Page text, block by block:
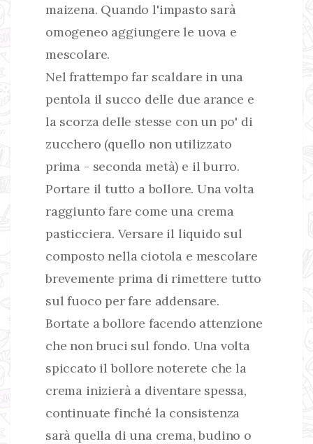
maizena. Quando l'impasto sarà
omogeneo aggiungere le uova e
mescolare.
Nel frattempo far scaldare in una
pentola il succo delle due arance e
la scorza delle stesse con un po' di
zucchero (quello non utilizzato
prima - seconda metà) e il burro.
Portare il tutto a bollore. Una volta
raggiunto fare come una crema
pasticciera. Versare il liquido sul
composto nella ciotola e mescolare
brevemente prima di rimettere tutto
sul fuoco per fare addensare.
Bortate a bollore facendo attenzione
che non bruci sul fondo. Una volta
spiccato il bollore noterete che la
crema inizierà a diventare spessa,
continuate finché la consistenza
sarà quella di una crema, budino o